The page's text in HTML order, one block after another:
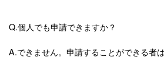
Q.個人でも申請できますか？
A.できません。申請することができる者